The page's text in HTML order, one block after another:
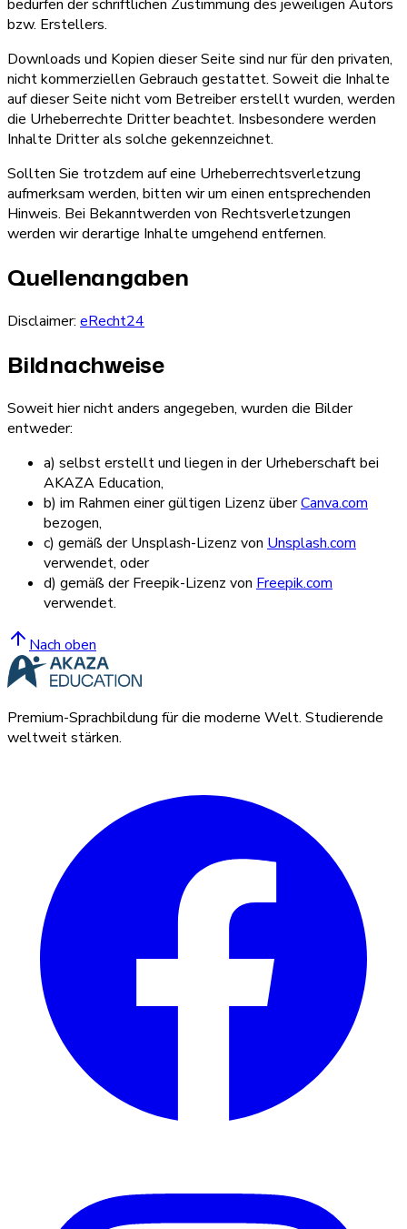
bedürfen der schriftlichen Zustimmung des jeweiligen Autors
bzw. Erstellers.
Downloads und Kopien dieser Seite sind nur für den privaten,
nicht kommerziellen Gebrauch gestattet. Soweit die Inhalte
auf dieser Seite nicht vom Betreiber erstellt wurden, werden
die Urheberrechte Dritter beachtet. Insbesondere werden
Inhalte Dritter als solche gekennzeichnet.
Sollten Sie trotzdem auf eine Urheberrechtsverletzung
aufmerksam werden, bitten wir um einen entsprechenden
Hinweis. Bei Bekanntwerden von Rechtsverletzungen
werden wir derartige Inhalte umgehend entfernen.
Quellenangaben
Disclaimer: eRecht24
Bildnachweise
Soweit hier nicht anders angegeben, wurden die Bilder
entweder:
a) selbst erstellt und liegen in der Urheberschaft bei
AKAZA Education,
b) im Rahmen einer gültigen Lizenz überCanva.com
bezogen,
c) gemäß der Unsplash-Lizenz von Unsplash.com
verwendet, oder
d) gemäß der Freepik-Lizenz von Freepik.com
verwendet.
Nach oben
Premium-Sprachbildung für die moderne Welt. Studierende
weltweit stärken.